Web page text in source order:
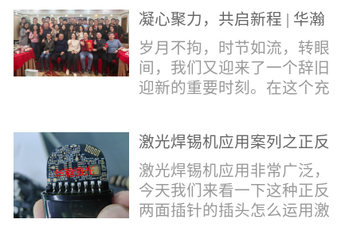
每一枚锡环锡含量标准化，
激光一次性熔融，焊点大
小、锡厚高度统一...
的技术、高效智能的生产优
势与零缺陷的品控标准，我
们的CCS激光焊接机持续斩
获大量订单，近两月产能全
开、排期紧凑，生产线有序
整机调试、性能检测到成品
电，更承载着电压、温度信
号的实时采集，是连接电芯
与BMS电池管理系统的关键
桥梁。而连接这一切的，正
领域十余载，没有华丽的措
辞，只有最朴实的工艺呈
现，为客户解决实实在在的
落地生产难题。决定电池安
全的“微米关卡”随着新能源
凝心聚力，共启新程 | 华瀚
激光年度盛典
岁月不拘，时节如流，转眼
间，我们又迎来了一个辞旧
迎新的重要时刻。在这个充
堂，共同回顾了过去一年的
奋斗与辉煌，分享了成功的
喜悦，并对新的一年充满了
无限憧憬。回望过去，铭记
激光焊锡机应用案列之正反
两面插针焊接
激光焊锡机应用非常广泛，
今天我们来看一下这种正反
两面插针的插头怎么运用激